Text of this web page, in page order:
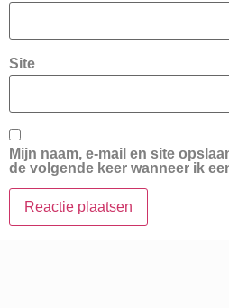
Site
Mijn naam, e-mail en site
de volgende keer wanneer ik